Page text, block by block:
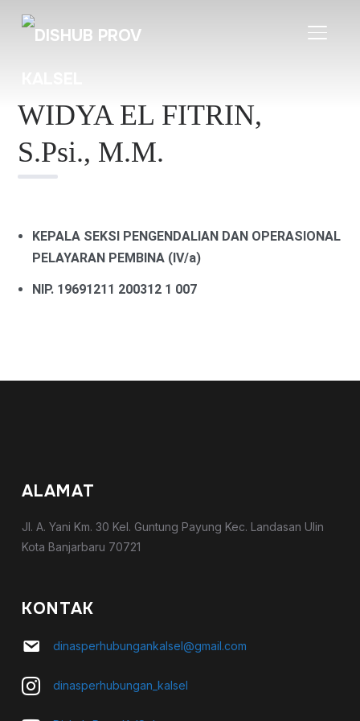
WIDYA EL FITRIN,
S.Psi., M.M.
KEPALA SEKSI PENGENDALIAN DAN OPERASIONAL
PELAYARAN PEMBINA (IV/a)
NIP. 19691211 200312 1 007
ALAMAT
Jl. A. Yani Km. 30 Kel. Guntung Payung Kec. Landasan Ulin
Kota Banjarbaru 70721
KONTAK
dinasperhubungankalsel@gmail.com
dinasperhubungan_kalsel